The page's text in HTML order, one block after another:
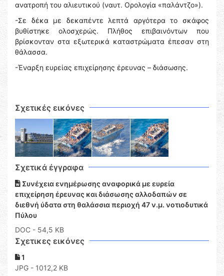
ανατροπή του αλιευτικού (ναυτ. Ορολογία «παλάντζο»).
-Σε δέκα με δεκαπέντε λεπτά αργότερα το σκάφος
βυθίστηκε ολοσχερώς. Πλήθος επιβαινόντων που
βρίσκονταν στα εξωτερικά καταστρώματα έπεσαν στη
θάλασσα.
-Έναρξη ευρείας επιχείρησης έρευνας – διάσωσης.
Σχετικές εικόνες
Σχετικά έγγραφα
Συνέχεια ενημέρωσης αναφορικά με ευρεία
επιχείρηση έρευνας και διάσωσης αλλοδαπών σε
διεθνή ύδατα στη θαλάσσια περιοχή 47 ν.μ. νοτιοδυτικά
Πύλου
DOC - 54,5 KB
Σχετικες εικόνες
1
JPG - 1012,2 KB